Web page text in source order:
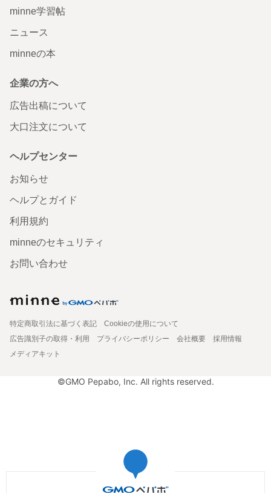
minne学習帖
ニュース
minneの本
企業の方へ
広告出稿について
大口注文について
ヘルプセンター
お知らせ
ヘルプとガイド
利用規約
minneのセキュリティ
お問い合わせ
特定商取引法に基づく表記
Cookieの使用について
広告識別子の取得・利用
プライバシーポリシー 会社概要
採用情報
メディアキット
©GMO Pepabo, Inc. All rights reserved.